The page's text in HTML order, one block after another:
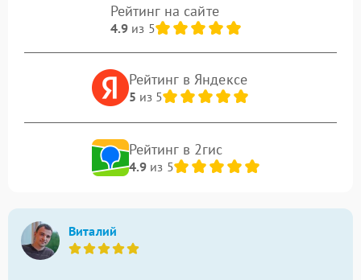
Рейтинг на сайте
4.9из 5
Рейтинг в Яндексе
5 из 5
Рейтинг в 2гис
4.9из 5
Виталий